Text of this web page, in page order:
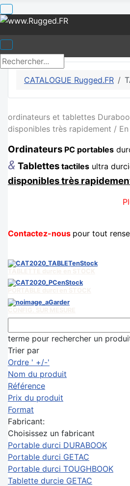
CATALOGUE Rugged.FR
ordinateurs et tablettes
disponibles très rapidement /
Ordinateurs PC portables
& Tablettes tactiles ultra
disponibles très
Contactez-nous pour tout
terme pour rechercher un
Trier par
Ordre ' +/-'
Nom du produit
Référence
Prix du produit
Format
Fabricant:
Choisissez un fabricant
Portable durci DURABOOK
Portable durci GETAC
Portable durci TOUGHBOOK
Tablette durcie GETAC